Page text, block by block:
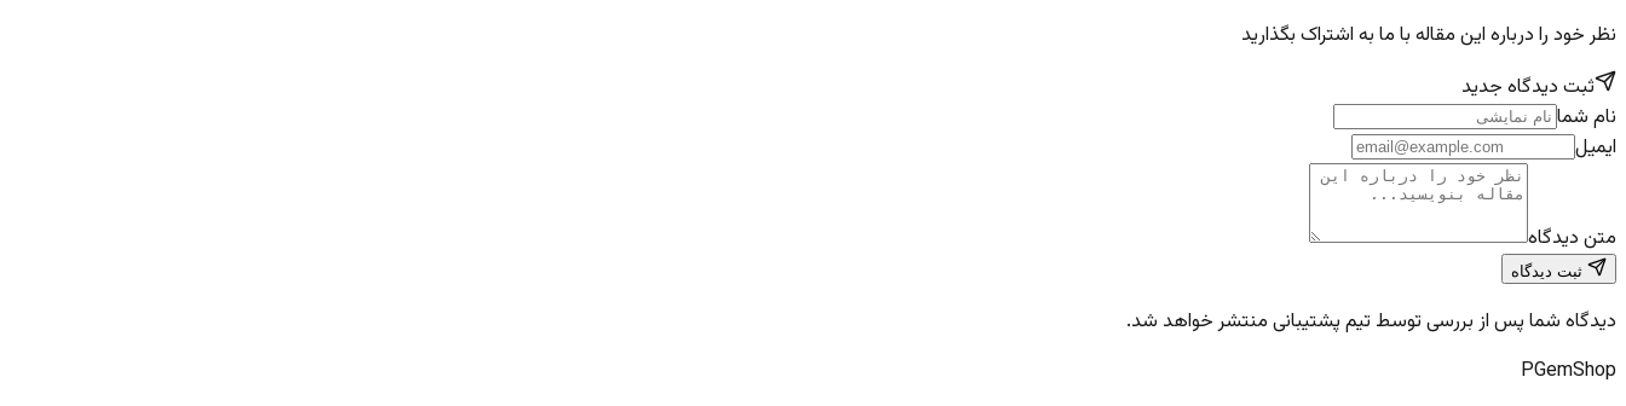
نظر خود را درباره این مقاله با ما به اشتراک بگذارید
ثبت دیدگاه جدید
نام شما
ایمیل
متن دیدگاه
ثبت دیدگاه
دیدگاه شما پس از بررسی توسط تیم پشتیبانی منتشر خواهد شد.
PGemShop